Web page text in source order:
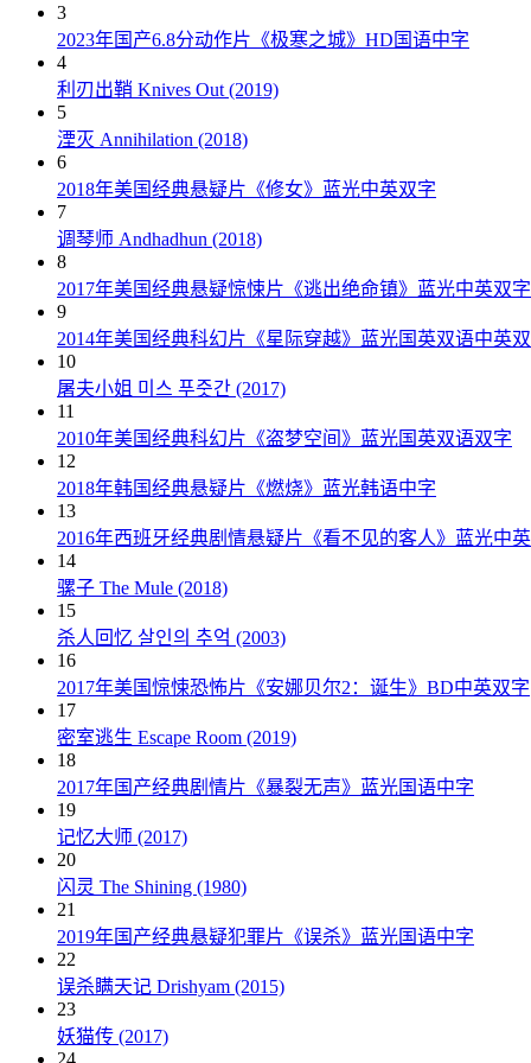
3
2023年国产6.8分动作片《极寒之城》HD国语中字
4
利刃出鞘 Knives Out (2019)
5
湮灭 Annihilation (2018)
6
2018年美国经典悬疑片《修女》蓝光中英双字
7
调琴师 Andhadhun (2018)
8
2017年美国经典悬疑惊悚片《逃出绝命镇》蓝光中英双字
9
2014年美国经典科幻片《星际穿越》蓝光国英双语中英
10
屠夫小姐 미스 푸줏간 (2017)
11
2010年美国经典科幻片《盗梦空间》蓝光国英双语双字
12
2018年韩国经典悬疑片《燃烧》蓝光韩语中字
13
2016年西班牙经典剧情悬疑片《看不见的客人》蓝光中
14
骡子 The Mule (2018)
15
杀人回忆 살인의 추억 (2003)
16
2017年美国惊悚恐怖片《安娜贝尔2：诞生》BD中英双字
17
密室逃生 Escape Room (2019)
18
2017年国产经典剧情片《暴裂无声》蓝光国语中字
19
记忆大师 (2017)
20
闪灵 The Shining (1980)
21
2019年国产经典悬疑犯罪片《误杀》蓝光国语中字
22
误杀瞒天记 Drishyam (2015)
23
妖猫传 (2017)